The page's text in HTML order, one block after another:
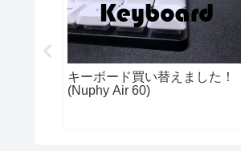
キーボード買い替えました！
(Nuphy Air 60)